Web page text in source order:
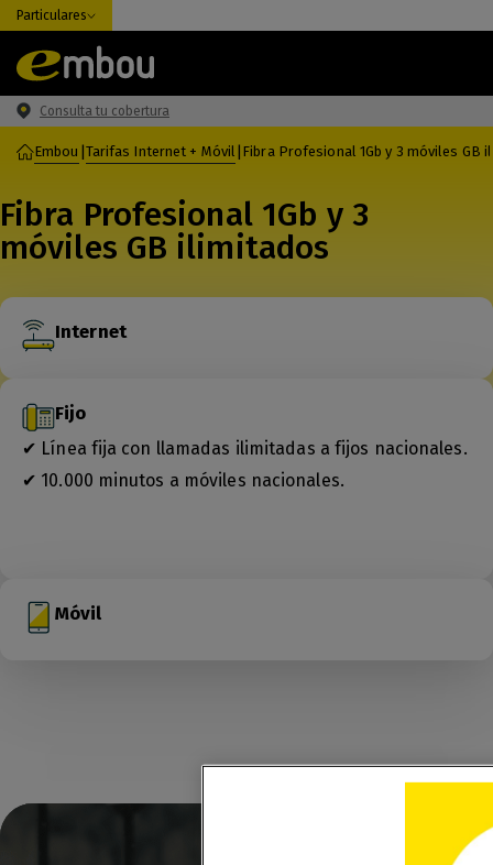
Particulares
Consulta tu cobertura
Embou Tarifas Internet + Móvil Fibra Profesional 1Gb y 3 móviles GB
Fibra Profesional 1Gb y 3
móviles GB ilimitados
Internet
Fijo
✔ Línea fija con llamadas ilimitadas a fijos nacionales.
✔ 10.000 minutos a móviles nacionales.
Móvil